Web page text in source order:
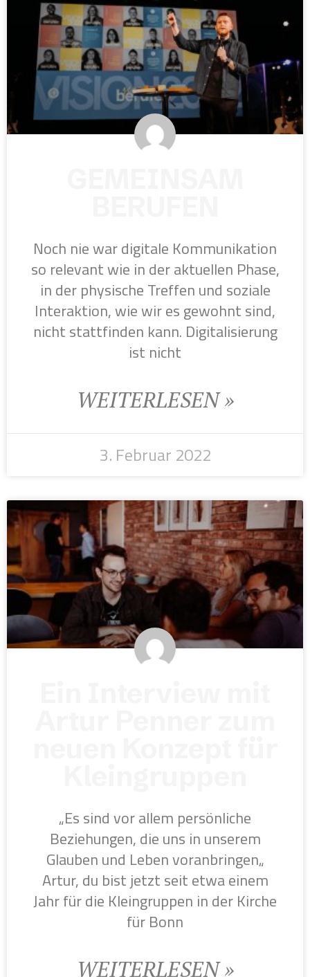
Noch nie war digitale Kommunikation
so relevant wie in der aktuellen Phase,
in der physische Treffen und soziale
Interaktion, wie wir es gewohnt sind,
nicht stattfinden kann. Digitalisierung
ist nicht
WEITERLESEN »
3. Februar 2022
„Es sind vor allem persönliche
Beziehungen, die uns in unserem
Glauben und Leben voranbringen„
Artur, du bist jetzt seit etwa einem
Jahr für die Kleingruppen in der Kirche
für Bonn
WEITERLESEN »